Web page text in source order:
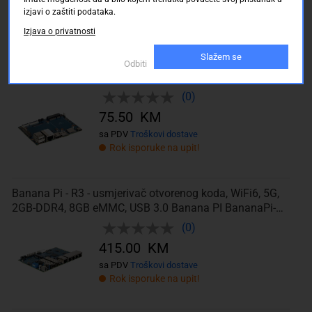
Rok isporuke na upit!
sa PDV Troškovi dostave
Banana Pi, CM4, IO ploča, kompatibilan s Raspberry Pi
(0)
Rok isporuke na upit!
75.50 KM
sa PDV Troškovi dostave
Banana Pi - R3 - usmjerivač otvorenog koda, WiFi6, 5G,
2GB-DDR4, 8GB eMMC, USB 3.0 Banana PI BananaPi-R3
(0)
Rok isporuke na upit!
415.00 KM
sa PDV Troškovi dostave
izjavi o zaštiti podataka.
Izjava o privatnosti
Odbiti
Slažem se